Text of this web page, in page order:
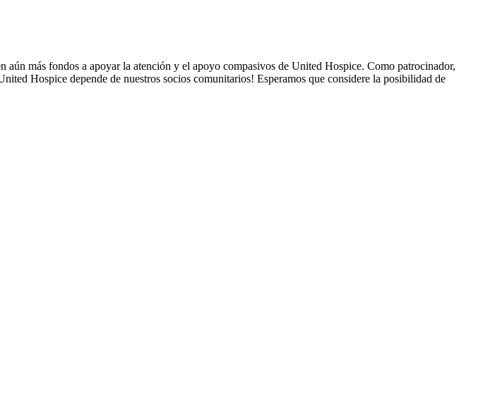
más fondos a apoyar la atención y el apoyo compasivos de United Hospice. Como patrocinador,
Hospice depende de nuestros socios comunitarios! Esperamos que considere la posibilidad de